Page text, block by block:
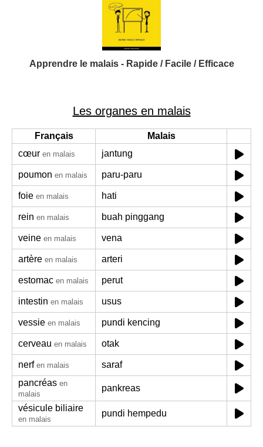
Apprendre le malais - Rapide / Facile / Efficace
Les organes en malais
Français
Malais
cœur en malais jantung
poumon en malais paru-paru
foie en malais hati
rein en malais buah pinggang
veine en malais vena
artère en malais arteri
estomac en malais perut
intestin en malais usus
vessie en malais pundi kencing
cerveau en malais otak
nerf en malais
saraf
pancréas en
malais
pankreas
vésicule biliaire
en malais
pundi hempedu